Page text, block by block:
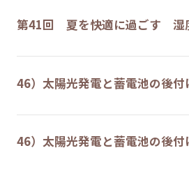
第41回 夏を快適に過ごす 湿
46）太陽光発電と蓄電池の後
46）太陽光発電と蓄電池の後